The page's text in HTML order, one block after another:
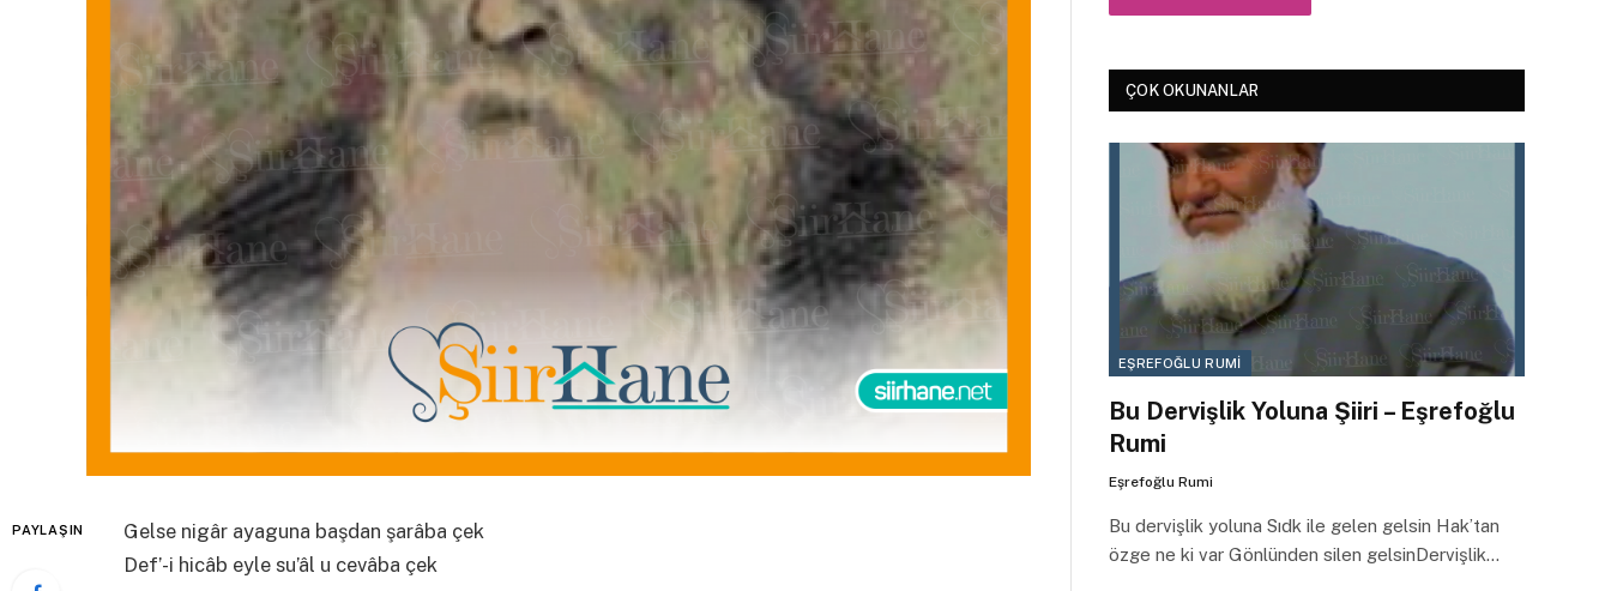
PAYLAŞIN
Gelse nigâr ayaguna başdan şarâba çek
Def’-i hicâb eyle su’âl u cevâba çek
ÇOK OKUNANLAR
EŞREFOĞLU RUMI
Bu Dervişlik Yoluna Şiiri – Eşrefoğlu
Rumi
Eşrefoğlu Rumi
Bu dervişlik yoluna Sıdk ile gelen gelsin Hak’tan
özge ne ki var Gönlünden silen gelsinDervişlik…